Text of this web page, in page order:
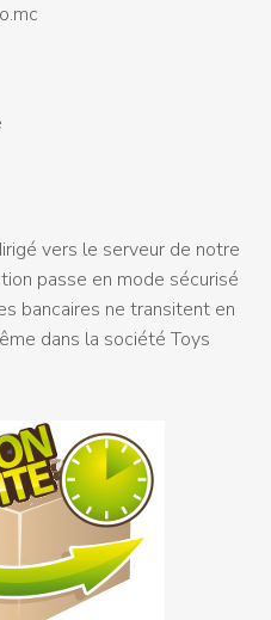
vers le serveur de notre
passe en mode sécurisé
bancaires ne transitent en
dans la société Toys